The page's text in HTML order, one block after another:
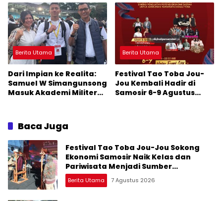
Dihibur Marsada Band
Jadi Perhatian Anggota
DPR RI Muhammad Lokot
Nasution
Berita Utama
Dari Impian ke Realita:
Samuel W Simangunsong
Masuk Akademi Militer
Berita Utama
Festival Tao Toba Jou-
Jou Kembali Hadir di
Samosir 6-9 Agustus
Baca Juga
Festival Tao Toba Jou-Jou Sokong
Ekonomi Samosir Naik Kelas dan
Pariwisata Menjadi Sumber
Pertumbuhan Ekonomi Baru
Berita Utama 7 Agustus 2026